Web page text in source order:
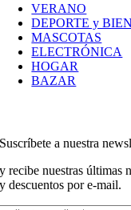
VERANO
DEPORTE y
MASCOTAS
ELECTRÓNICA
HOGAR
BAZAR
Suscríbete a nuestra
y recibe nuestras últimas
y descuentos por e-mail.